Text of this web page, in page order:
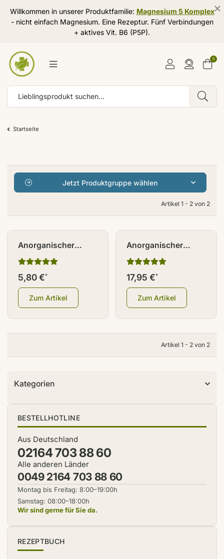
Willkommen in unserer Produktfamilie: Magnesium 5 Komplex
- nicht einfach Magnesium. Eine Rezeptur. Fünf Verbindungen
+ aktives Vit. B6 (P5P).
0
Startseite
Jetzt Produktgruppe wählen
Artikel 1 - 2 von 2
Anorganischer
Schwefel 99,9 % Ph.
Eur. fein gemahlen
500 g
5,80 €*
Zum Artikel
Anorganischer
Schwefel Kapseln
300 Stück
17,95 €*
Zum Artikel
Artikel 1 - 2 von 2
Kategorien
BESTELLHOTLINE
Aus Deutschland
02164 703 88 60
Alle anderen Länder
0049 2164 703 88 60
Montag bis Freitag: 8:00–19:00h
Samstag: 08:00–18:00h
Wir sind gerne für Sie da.
REZEPTBUCH